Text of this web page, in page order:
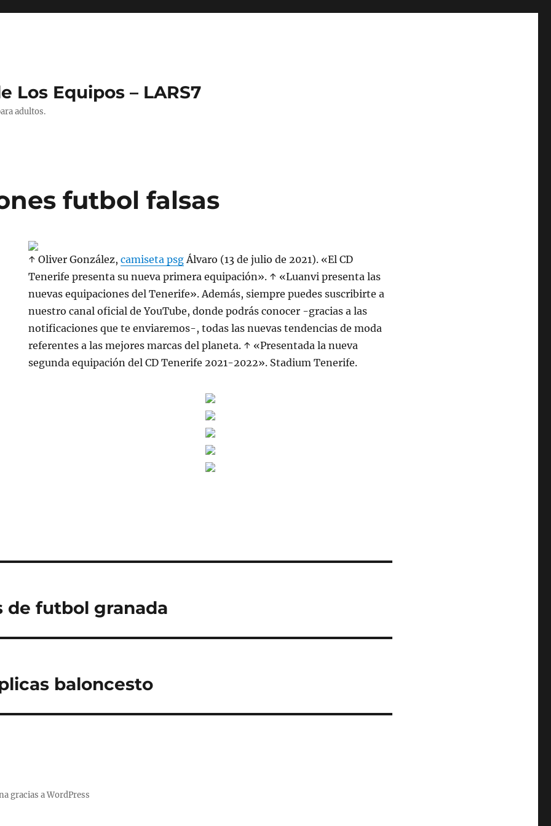
Los Equipos – LARS7
adultos.
futbol falsas
↑ Oliver González,camiseta psgÁlvaro (13 de julio de 2021). «El CD
Tenerife presenta su nueva primera equipación». ↑ «Luanvi presenta las
nuevas equipaciones del Tenerife». Además, siempre puedes suscribirte a
nuestro canal oficial de YouTube, donde podrás conocer -gracias a las
notificaciones que te enviaremos-, todas las nuevas tendencias de moda
referentes a las mejores marcas del planeta. ↑ «Presentada la nueva
segunda equipación del CD Tenerife 2021-2022». Stadium Tenerife.
de futbol granada
baloncesto
gracias a WordPress